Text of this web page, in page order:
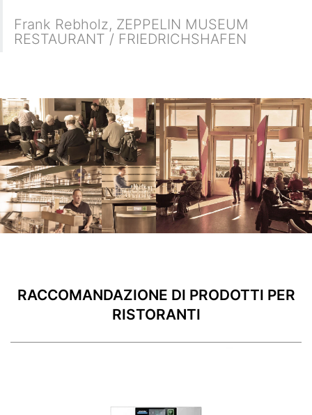
Frank Rebholz, ZEPPELIN MUSEUM
RESTAURANT / FRIEDRICHSHAFEN
RACCOMANDAZIONE DI PRODOTTI PER
RISTORANTI